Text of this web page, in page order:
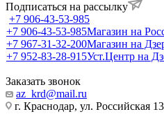
Подписаться на рассылку
+7 906-43-53-985
+7 906-43-53-985Магазин на
+7 967-31-32-200Магазин на
+7 952-83-28-915Уст.Центр на
Заказать звонок
az_krd@mail.ru
г. Краснодар, ул. Российская